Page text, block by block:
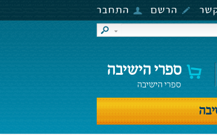
הרשם התחבר
ספרי הישיבה
ספרי הישיבה